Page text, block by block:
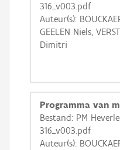
+
Basis Lagen
OSM-Basiskaart
Ortho
316_v003.pdf
Auteur(s):
GEELEN Niels,
Dimitri
Programma van
Bestand: PM
316_v003.pdf
Auteur(s):